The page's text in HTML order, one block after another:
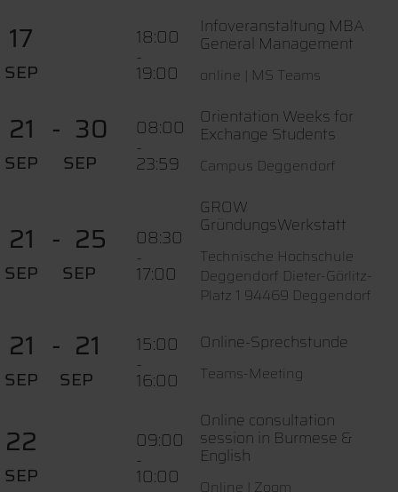
17
SEP
18:00
-
19:00
Infoveranstaltung MBA
General Management
online | MS Teams
21
SEP
30
SEP
08:00
-
23:59
Orientation Weeks for
Exchange Students
Campus Deggendorf
21
SEP
25
SEP
08:30
-
17:00
GROW
GründungsWerkstatt
Technische Hochschule
Deggendorf Dieter-Görlitz-
Platz 1 94469 Deggendorf
21
SEP
21
SEP
15:00
-
16:00
Online-Sprechstunde
Teams-Meeting
22
SEP
09:00
-
10:00
Online consultation
session in Burmese &
English
Online I Zoom